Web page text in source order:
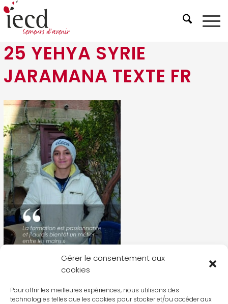
Gérer le consentement aux
cookies
Pour offrir les meilleures expériences, nous utilisons des
technologies telles que les cookies pour stocker et/ou accéder aux
25 YEHYA SYRIE
JARAMANA TEXTE FR